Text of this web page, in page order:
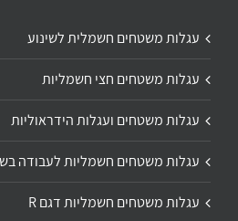
עגלות משטחים חשמלית לשינוע
עגלות משטחים חצי חשמליות
עגלות משטחים ועגלות הידראוליות
עגלות משטחים חשמליות לעבודה
עגלות משטחים חשמליות דגם R